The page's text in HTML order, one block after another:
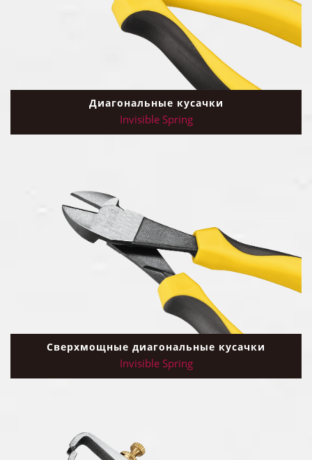
Диагональные кусачки
Invisible Spring
Сверхмощные диагональные кусачки
Invisible Spring